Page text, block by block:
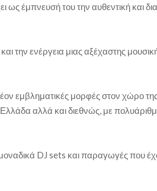
έμπνευσή του την αυθεντική και
την ενέργεια μιας αξέχαστης
εμβληματικές μορφές στον χώρο
αλλά και διεθνώς, με
DJ sets και παραγωγές που